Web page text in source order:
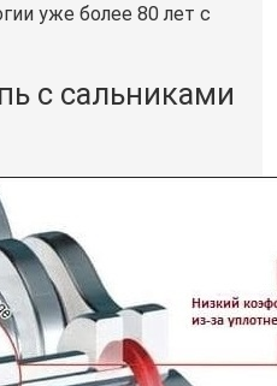
уже более 80 лет с
с сальниками